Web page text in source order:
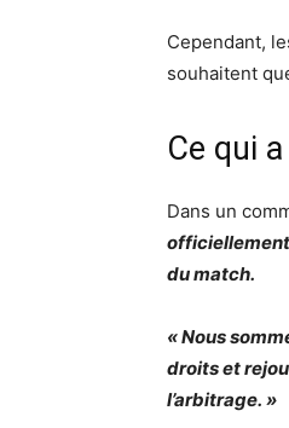
Cependant,
souhaitent
Ce qui
Dans un
officiellement
du match.
« Nous
droits et
l’arbitrage. »